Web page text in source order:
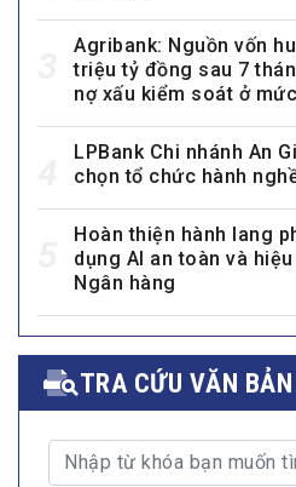
Agribank: Nguồn vốn
triệu tỷ đồng sau 7
nợ xấu kiểm soát ở
LPBank Chi nhánh An
chọn tổ chức hành
Hoàn thiện hành lang
dụng AI an toàn và
Ngân hàng
TRA CỨU VĂN BẢN